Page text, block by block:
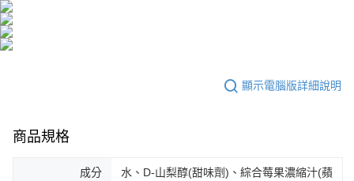
顯示電腦版詳細說明
商品規格
成分
水、D-山梨醇(甜味劑)、綜合莓果濃縮汁(蘋